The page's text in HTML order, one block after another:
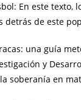
En este texto,
detrás de este
una guía
y
soberanía en